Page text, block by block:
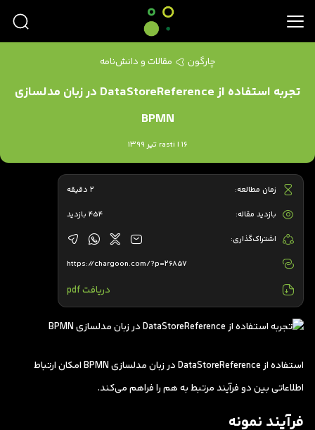
چارگون مقالات و دانش‌نامه
تجربه استفاده از DataStoreReference در زبان مدلسازی
BPMN
rasti | 16 تیر 1399
استفاده از DataStoreReference در زبان مدلسازی BPMN امکان ارتباط
اطلاعاتی بین دو فرآیند مرتبط به هم را فراهم می‌کند.
فرآیند نمونه
زمان مطالعه: 2 دقیقه
بازدید مقاله: 454 بازدید
اشتراک‌گذاری:
https://chargoon.com/?p=26857
دریافت pdf